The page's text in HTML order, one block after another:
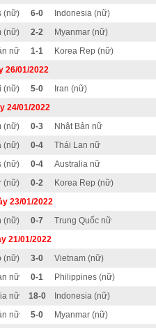
(nữ) 6-0
Indonesia (nữ)
(nữ) 2-2
Myanmar (nữ)
nữ 1-1
Korea Rep (nữ)
26/01/2022
(nữ) 5-0
Iran (nữ)
24/01/2022
(nữ) 0-3
Nhật Bản nữ
(nữ) 0-4
Thái Lan nữ
(nữ) 0-4
Australia nữ
(nữ) 0-2
Korea Rep (nữ)
23/01/2022
(nữ) 0-7
Trung Quốc nữ
21/01/2022
(nữ) 3-0
Vietnam (nữ)
nữ 0-1
Philippines (nữ)
nữ 18-0
Indonesia (nữ)
nữ 5-0
Myanmar (nữ)